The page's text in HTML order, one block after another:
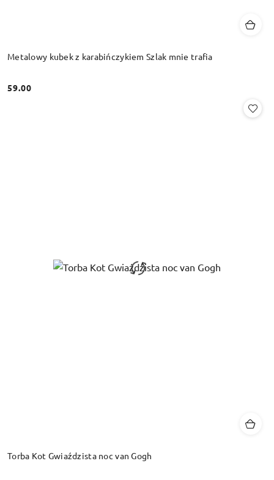
Metalowy kubek z karabińczykiem Szlak mnie trafia
Cena:
59.00
Torba Kot Gwiaździsta noc van Gogh